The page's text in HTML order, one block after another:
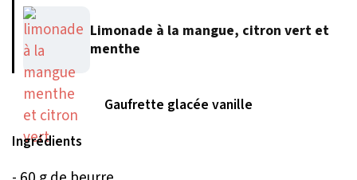
Limonade à la mangue, citron vert et
menthe
Gaufrette glacée vanille
Ingrédients